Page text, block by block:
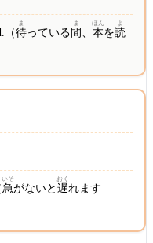
（待
ま
っている間
ま
、本
ほん
を読
よ
急
いそ
がないと遅
おく
れます